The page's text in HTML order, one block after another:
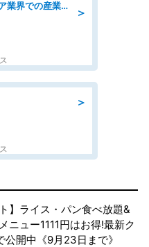
＞
「土日祝休み」ヘルスケア業界での産業保健師業務/看護師/高時給/要資格:正看護師
＞
】ライス・パン食べ放題&
ニュー1111円はお得!最新ク
公開中《9月23日まで》